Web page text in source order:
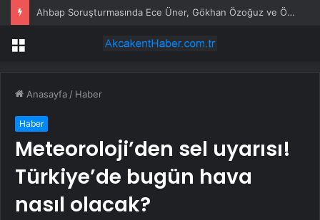
Ahbap Soruşturmasında Ece Üner, Gökhan Özoğuz ve Öykü Serter Tanık Olarak İfade Vermek Üzere Adliyeye Geldi
Menü
Anasayfa / Haber
Haber
Meteoroloji’den sel uyarısı!
Türkiye’de bugün hava
nasıl olacak?